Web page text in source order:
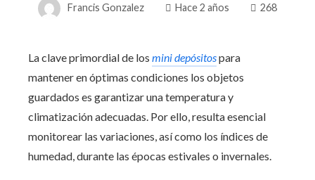
Francis Gonzalez Hace 2 años 268
La clave primordial de los mini depósitospara
mantener en óptimas condiciones los objetos
guardados es garantizar una temperatura y
climatización adecuadas. Por ello, resulta esencial
monitorear las variaciones, así como los índices de
humedad, durante las épocas estivales o invernales.